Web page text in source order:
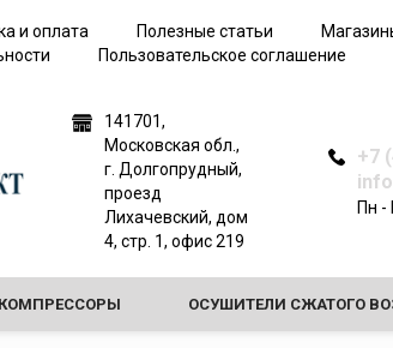
и оплата Полезные статьи
Пользовательское соглашение
141701,
Московская обл.,
г. Долгопрудный,
проезд
Лихачевский, дом
4, стр. 1, офис 219
+7
Пн -
для
КОМПРЕССОРЫ ОСУШИТЕЛИ СЖАТОГО